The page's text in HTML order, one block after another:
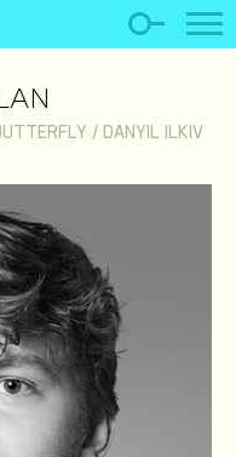
/ DANYIL ILKIV